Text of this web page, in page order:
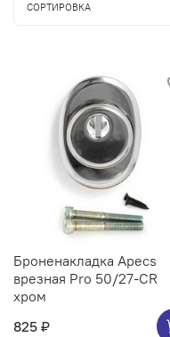
СОРТИРОВКА
Броненакладка Apecs
врезная Pro 50/27-CR
хром
825 ₽